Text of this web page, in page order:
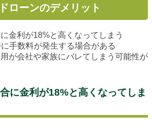
ローンのデメリット
金利が18%と高くなってしまう
手数料が発生する場合がある
が会社や家族にバレてしまう可能性が
に金利が18%と高くなってしま